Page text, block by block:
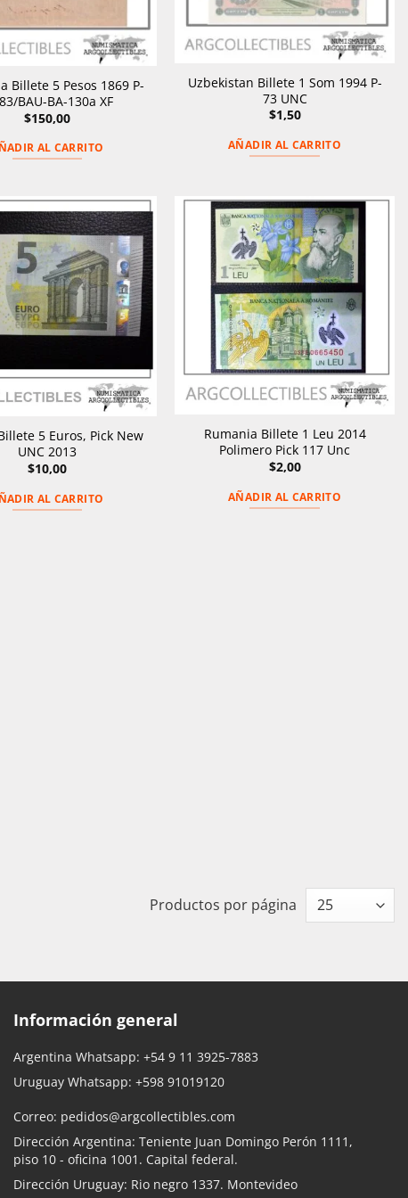
Billete 5 Pesos 1869 P-
BAU-BA-130a XF
$150,00
AL CARRITO
Uzbekistan Billete 1 Som 1994 P-
73 UNC
$1,50
AÑADIR AL CARRITO
5 Euros, Pick New
UNC 2013
$10,00
AL CARRITO
Rumania Billete 1 Leu 2014
Polimero Pick 117 Unc
$2,00
AÑADIR AL CARRITO
Productos por página
Información general
Argentina Whatsapp: +54 9 11 3925-7883
Uruguay Whatsapp: +598 91019120
Correo: pedidos@argcollectibles.com
Dirección Argentina: Teniente Juan Domingo Perón 1111,
piso 10 - oficina 1001. Capital federal.
Dirección Uruguay: Rio negro 1337. Montevideo